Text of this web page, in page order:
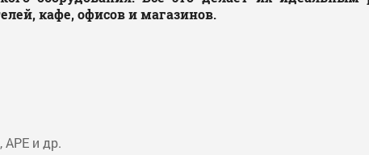
кафе, офисов и магазинов.
и др.